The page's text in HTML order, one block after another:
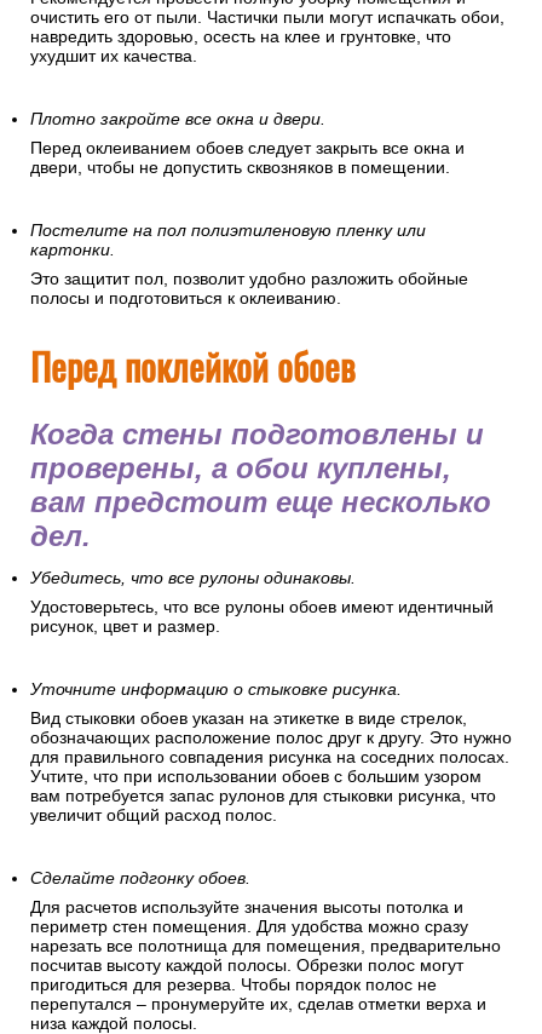
очистить его от пыли. Частички пыли могут испачкать обои,
навредить здоровью, осесть на клее и грунтовке, что
ухудшит их качества.
Плотно закройте все окна и двери.
Перед оклеиванием обоев следует закрыть все окна и
двери, чтобы не допустить сквозняков в помещении.
Постелите на пол полиэтиленовую пленку или
картонки.
Это защитит пол, позволит удобно разложить обойные
полосы и подготовиться к оклеиванию.
Перед поклейкой обоев
Когда стены подготовлены и
проверены, а обои куплены,
вам предстоит еще несколько
дел.
Убедитесь, что все рулоны одинаковы.
Удостоверьтесь, что все рулоны обоев имеют идентичный
рисунок, цвет и размер.
Уточните информацию о стыковке рисунка.
Вид стыковки обоев указан на этикетке в виде стрелок,
обозначающих расположение полос друг к другу. Это нужно
для правильного совпадения рисунка на соседних полосах.
Учтите, что при использовании обоев с большим узором
вам потребуется запас рулонов для стыковки рисунка, что
увеличит общий расход полос.
Сделайте подгонку обоев.
Для расчетов используйте значения высоты потолка и
периметр стен помещения. Для удобства можно сразу
нарезать все полотнища для помещения, предварительно
посчитав высоту каждой полосы. Обрезки полос могут
пригодиться для резерва. Чтобы порядок полос не
перепутался – пронумеруйте их, сделав отметки верха и
низа каждой полосы.